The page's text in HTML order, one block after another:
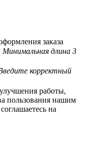
заказа
Минимальная длина 3
корректный
работы,
пользования нашим
на